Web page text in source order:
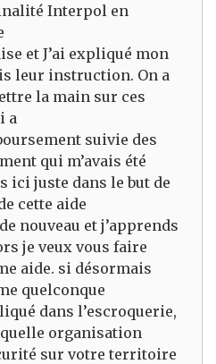
Interpol en
et J’ai expliqué mon
leur instruction. On a
la main sur ces
a
suivie des
qui m’avais été
ici juste dans le but de
cette aide
nouveau et j’apprends
je veux vous faire
aide. si désormais
quelconque
dans l’escroquerie,
organisation
sur votre territoire